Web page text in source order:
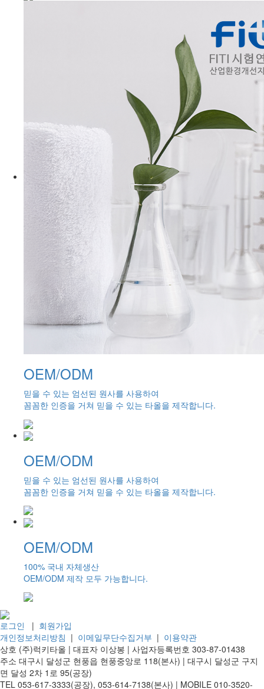
OEM/ODM
믿을 수 있는 엄선된 원사를 사용하여
꼼꼼한 인증을 거쳐 믿을 수 있는 타올을 제작합니다.
OEM/ODM
믿을 수 있는 엄선된 원사를 사용하여
꼼꼼한 인증을 거쳐 믿을 수 있는 타올을 제작합니다.
OEM/ODM
100% 국내 자체생산
OEM/ODM 제작 모두 가능합니다.
로그인 | 회원가입
개인정보처리방침 | 이메일무단수집거부 | 이용약관
상호 (주)럭키타올 | 대표자 이상봉 | 사업자등록번호 303-87-01438
주소 대구시 달성군 현풍읍 현풍중앙로 118(본사) | 대구시 달성군 구지
면 달성 2차 1로 95(공장)
TEL 053-617-3333(공장), 053-614-7138(본사) | MOBILE 010-3520-